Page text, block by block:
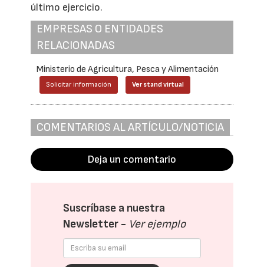
último ejercicio.
EMPRESAS O ENTIDADES
RELACIONADAS
Ministerio de Agricultura, Pesca y Alimentación
Solicitar información Ver stand virtual
COMENTARIOS AL ARTÍCULO/NOTICIA
Deja un comentario
Suscríbase a nuestra
Newsletter - Ver ejemplo